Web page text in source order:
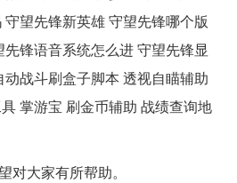
望先锋新英雄 守望先锋哪个版
锋语音系统怎么进 守望先锋显
战斗刷盒子脚本 透视自瞄辅助
掌游宝 刷金币辅助 战绩查询地
对大家有所帮助。